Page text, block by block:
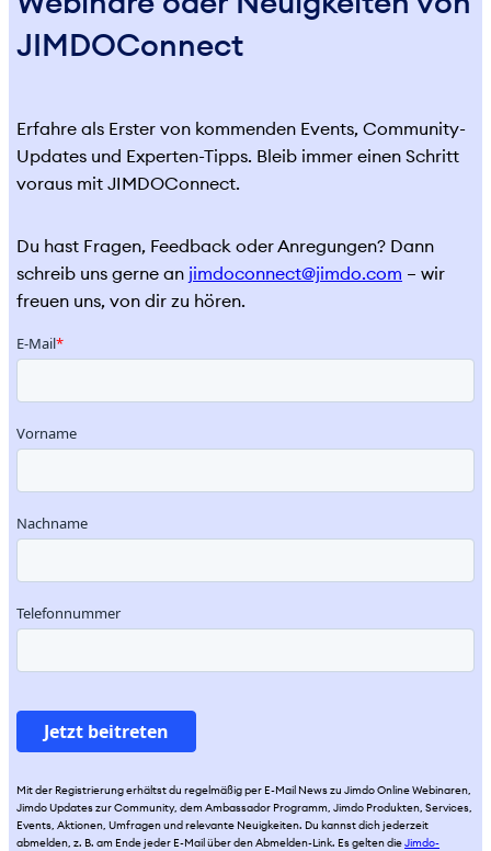
JIMDOConnect
Erfahre als Erster von kommenden Events, Community-
Updates und Experten-Tipps. Bleib immer einen Schritt
voraus mit JIMDOConnect.
Du hast Fragen, Feedback oder Anregungen? Dann
schreib uns gerne an jimdoconnect@jimdo.com – wir
freuen uns, von dir zu hören.
Mit der Registrierung erhältst du regelmäßig per E-Mail News zu Jimdo Online Webinaren,
Jimdo Updates zur Community, dem Ambassador Programm, Jimdo Produkten, Services,
Events, Aktionen, Umfragen und relevante Neuigkeiten. Du kannst dich jederzeit
abmelden, z. B. am Ende jeder E-Mail über den Abmelden-Link. Es gelten dieJimdo-